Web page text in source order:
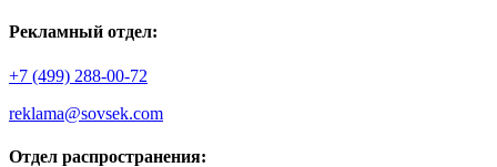
Рекламный отдел:
+7 (499) 288-00-72
reklama@sovsek.com
Отдел распространения: